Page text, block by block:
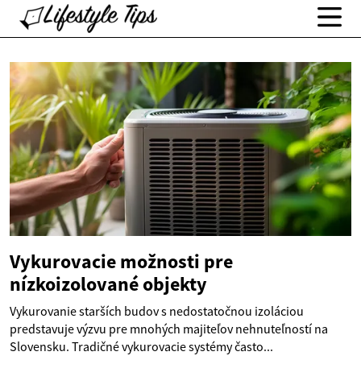
Vykurovacie možnosti pre
nízkoizolované objekty
Vykurovanie starších budov s nedostatočnou izoláciou
predstavuje výzvu pre mnohých majiteľov nehnuteľností na
Slovensku. Tradičné vykurovacie systémy často...